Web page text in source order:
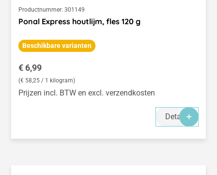
Productnummer: 301149
Ponal Express houtlijm, fles 120 g
Beschikbare varianten
Normale prijs:
€ 6,99
(€ 58,25 / 1 kilogram)
Prijzen incl. BTW en excl. verzendkosten
Details